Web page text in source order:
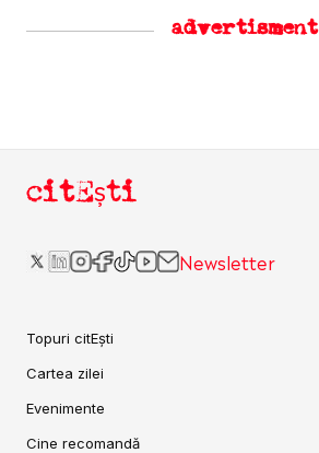
advertisment
citEști
Newsletter
Topuri citEști
Cartea zilei
Evenimente
Cine recomandă